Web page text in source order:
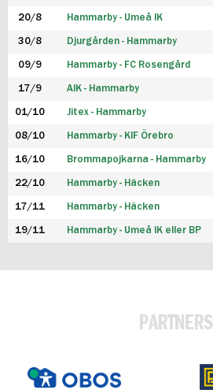
20/8 Hammarby - Umeå IK
30/8 Djurgården - Hammarby
09/9 Hammarby - FC Rosengård
17/9 AIK - Hammarby
01/10 Jitex - Hammarby
08/10 Hammarby - KIF Örebro
16/10 Brommapojkarna - Hammarby
22/10 Hammarby - Häcken
17/11 Hammarby - Häcken
19/11 Hammarby - Umeå IK eller BP
PARTNERS